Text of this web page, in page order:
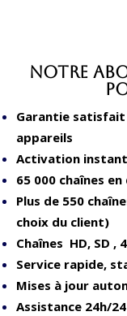
Notre
Garantie satisfait
appareils
Activation
65 000 chaînes
Plus de 550
choix du client)
Chaînes HD, SD ,
Service rapide,
Mises à jour
Assistance 24h/